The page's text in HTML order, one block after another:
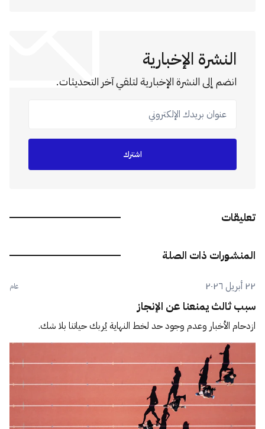
النشرة الإخبارية
انضم إلى النشرة الإخبارية لتلقي آخر التحديثات.
عنوان بريدك الإلكتروني
اشترك
تعليقات
المنشورات ذات الصلة
٢٢ أبريل ٢٠٢٦ عام
سبب ثالث يمنعنا عن الإنجاز
ازدحام الأخبار وعدم وجود حد لخط النهاية يُربك حياتنا بلا شك.